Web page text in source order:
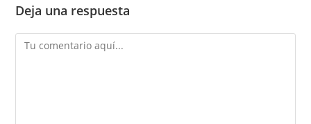
Deja una respuesta
Comentario